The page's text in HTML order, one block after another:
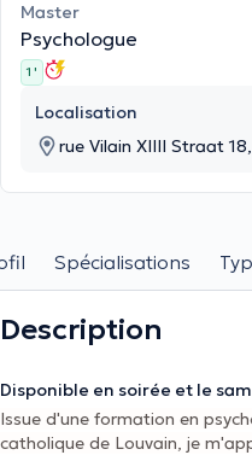
Master
Psychologue
1 '
Localisation
rue Vilain XIIII Straat
Spécialisations
Description
Disponible en soirée et le
Issue d'une formation en
catholique de Louvain, je